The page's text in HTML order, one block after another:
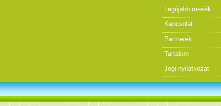
Legújabb mesék
Kapcsolat
Partnerek
Tartalom
Jogi nyilatkozat